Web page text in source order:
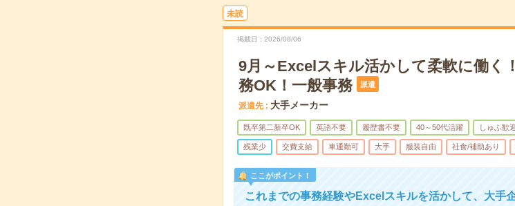
未読
掲載日 2026/08/06
9月～Excelスキル活かして柔軟に働く
務OK！一般事務
派遣
派遣先 大手メーカー
既卒第二新卒OK 英語不要 履歴書不要 40～50代活躍 しゅふ歓
残業少 交費支給 車通勤可 大手 服装自由 社食/補助あり
ここがポイント！
これまでの事務経験やExcelスキルを活かして、大手